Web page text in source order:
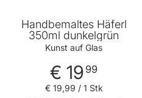
Handbemaltes Häferl
350ml dunkelgrün
Kunst auf Glas
€ 19 99
€ 19,99 / 1 Stk